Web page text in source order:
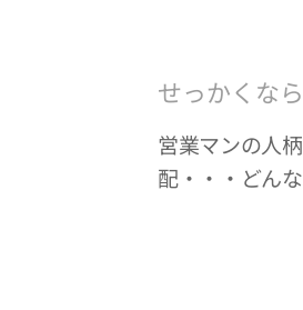
せっかくな
営業マンの人
配・・・どん